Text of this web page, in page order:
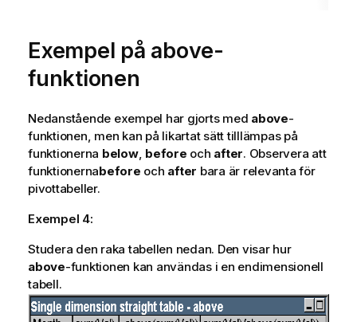
Exempel på above-
funktionen
Nedanstående exempel har gjorts med above-
funktionen, men kan på likartat sätt tilllämpas på
funktionerna below, before och after. Observera att
funktionernabefore och after bara är relevanta för
pivottabeller.
Exempel 4:
Studera den raka tabellen nedan. Den visar hur
above-funktionen kan användas i en endimensionell
tabell.